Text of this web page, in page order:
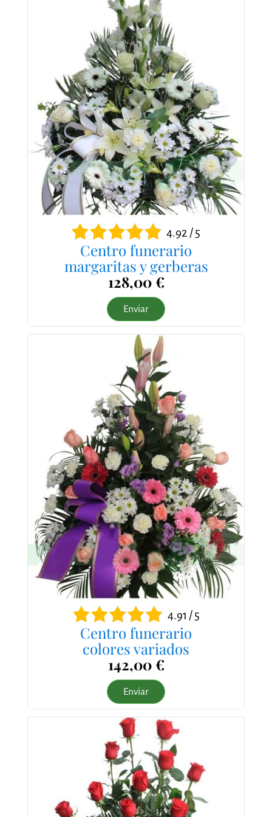
4.92 / 5
Centro funerario
margaritas y gerberas
128,00 €
Enviar
4.91 / 5
Centro funerario
colores variados
142,00 €
Enviar